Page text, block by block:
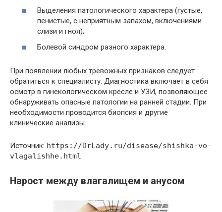
Выделения патологического характера (густые,
пенистые, с неприятным запахом, включениями
слизи и гноя);
Болевой синдром разного характера.
При появлении любых тревожных признаков следует
обратиться к специалисту. Диагностика включает в себя
осмотр в гинекологическом кресле и УЗИ, позволяющее
обнаруживать опасные патологии на ранней стадии. При
необходимости проводится биопсия и другие
клинические анализы.
Источник: https://DrLady.ru/disease/shishka-vo-
vlagalishhe.html
Нарост между влагалищем и анусом